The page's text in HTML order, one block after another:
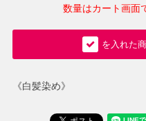
《白髪染め》
数量はカート画面
を入れた